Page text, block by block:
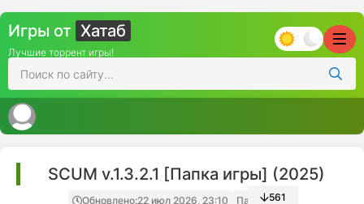
Игры от Хатаб
Лучшие торрент игры!
SCUM v.1.3.2.1 [Папка игры] (2025)
Обновлено:22 июл 2026, 23:10
Папка игры
561